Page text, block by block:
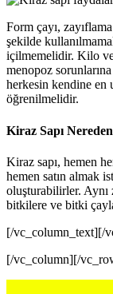
Form çayı,
şekilde
içilmemelidir. Kilo
menopoz
herkesin kendine en
öğrenilmelidir.
Kiraz Sapı Nereden
Kiraz sapı, hemen
hemen satın almak
oluşturabilirler. Aynı
bitkilere ve bitki
[/vc_column_text][/
[/vc_column][/